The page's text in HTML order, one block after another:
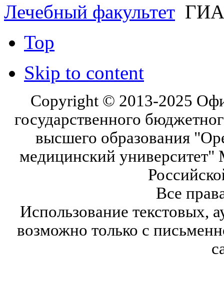
Лечебный факультет ГИА
Top
Skip to content
Copyright © 2013-2025
государственного
высшего образования
медицинский университет"
Все
Использование текстовых,
возможно только с